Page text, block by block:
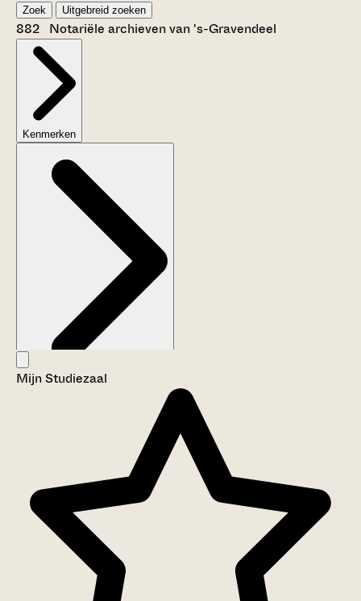
Zoek Uitgebreid zoeken
882 Notariële archieven van 's-Gravendeel
Kenmerken
Aanwijzingen voor de gebruiker
Mijn Studiezaal